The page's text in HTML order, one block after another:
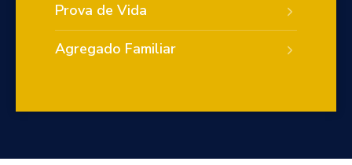
Prova de Vida
Agregado Familiar